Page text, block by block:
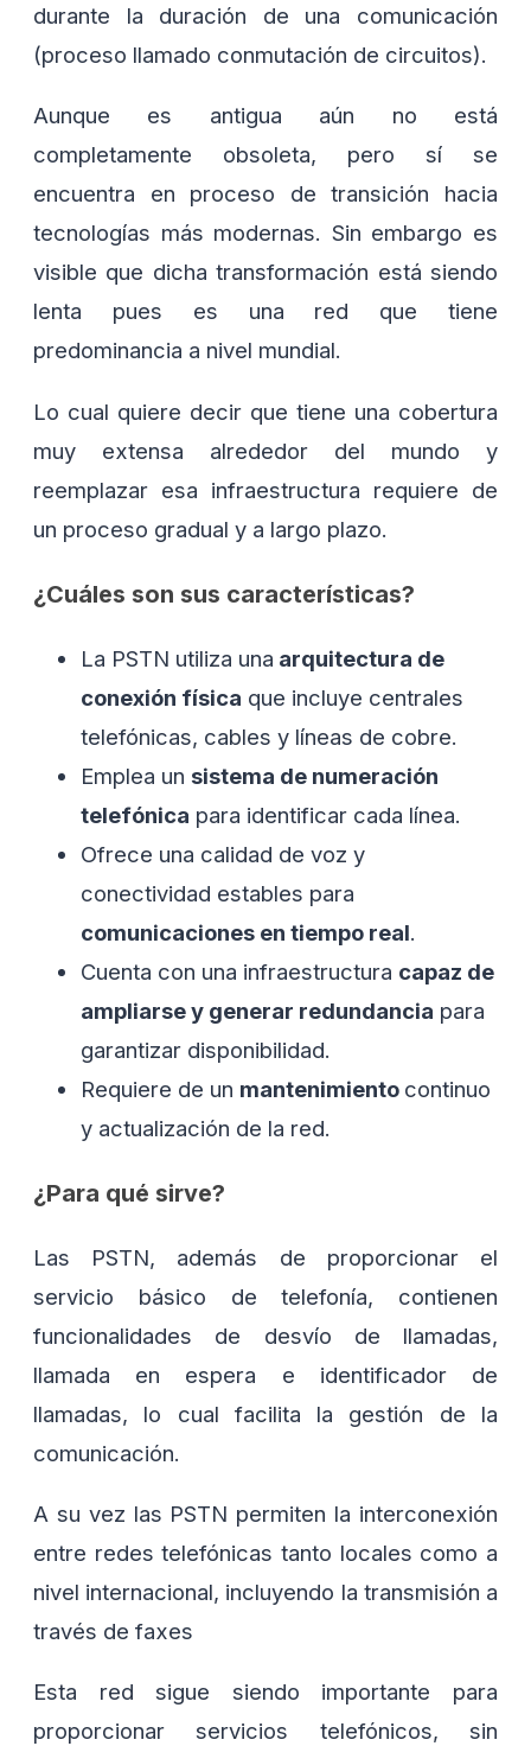
durante la duración de una comunicación
(proceso llamado conmutación de circuitos).
Aunque es antigua aún no está
completamente obsoleta, pero sí se
encuentra en proceso de transición hacia
tecnologías más modernas. Sin embargo es
visible que dicha transformación está siendo
lenta pues es una red que tiene
predominancia a nivel mundial.
Lo cual quiere decir que tiene una cobertura
muy extensa alrededor del mundo y
reemplazar esa infraestructura requiere de
un proceso gradual y a largo plazo.
¿Cuáles son sus características?
La PSTN utiliza una arquitectura de
conexión física que incluye centrales
telefónicas, cables y líneas de cobre.
Emplea un sistema de numeración
telefónica para identificar cada línea.
Ofrece una calidad de voz y
conectividad estables para
comunicaciones en tiempo real.
Cuenta con una infraestructura capaz de
ampliarse y generar redundancia para
garantizar disponibilidad.
Requiere de un mantenimiento continuo
y actualización de la red.
¿Para qué sirve?
Las PSTN, además de proporcionar el
servicio básico de telefonía, contienen
funcionalidades de desvío de llamadas,
llamada en espera e identificador de
llamadas, lo cual facilita la gestión de la
comunicación.
A su vez las PSTN permiten la interconexión
entre redes telefónicas tanto locales como a
nivel internacional, incluyendo la transmisión a
través de faxes
Esta red sigue siendo importante para
proporcionar servicios telefónicos, sin